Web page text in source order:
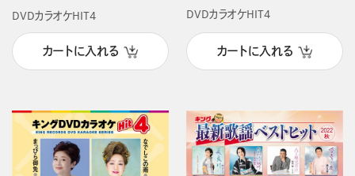
DVDカラオケHIT4
カートに入れる
DVDカラオケHIT4
カートに入れる